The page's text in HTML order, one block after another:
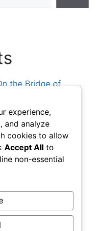
the Bridge of
Firefighters!
Light of the
experience,
and analyze
cookies to allow
Accept All to
non-essential